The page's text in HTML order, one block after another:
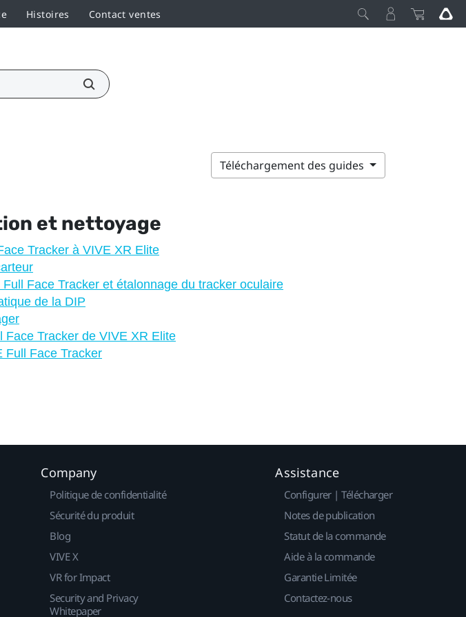
Histoires Contact ventes
Téléchargement des guides
et nettoyage
Tracker à VIVE XR Elite
Face Tracker et étalonnage du tracker oculaire
de la DIP
Face Tracker de VIVE XR Elite
Full Face Tracker
Company
Politique de confidentialité
Sécurité du produit
Blog
VIVE X
VR for Impact
Security and Privacy
Whitepaper
Assistance
Configurer | Télécharger
Notes de publication
Statut de la commande
Aide à la commande
Garantie Limitée
Contactez-nous